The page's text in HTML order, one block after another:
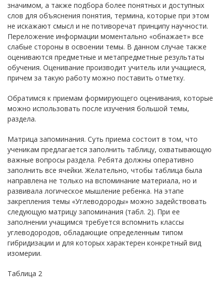
значимом, а также подбора более понятных и доступных
слов для объяснения понятия, термина, которые при этом
не искажают смысл и не потиворечат принципу научности.
Переложение информации моментально «обнажает» все
слабые стороны в освоении темы. В данном случае также
оцениваются предметные и метапредметные результаты
обучения. Оценивание производит учитель или учащиеся,
причем за такую работу можно поставить отметку.
Обратимся к приемам формирующего оценивания, которые
можно использовать после изучения большой темы,
раздела.
Матрица запоминания. Суть приема состоит в том, что
ученикам предлагается заполнить таблицу, охватывающую
важные вопросы раздела. Ребята должны оперативно
заполнить все ячейки. Желательно, чтобы таблица была
направлена не только на вспоминание материала, но и
развивала логическое мышление ребенка. На этапе
закрепления темы «Углеводороды» можно задействовать
следующую матрицу запоминания (табл. 2). При ее
заполнении учащимся требуется вспомнить классы
углеводородов, обладающие определенным типом
гибридизации и для которых характерен конкретный вид
изомерии.
Таблица 2